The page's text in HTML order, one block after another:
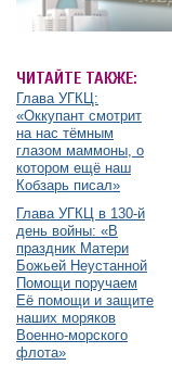
ЧИТАЙТЕ ТАКЖЕ:
Глава УГКЦ:
«Оккупант смотрит
на нас тёмным
глазом маммоны, о
котором ещё наш
Кобзарь писал»
Глава УГКЦ в 130-й
день войны: «В
праздник Матери
Божьей Неустанной
Помощи поручаем
Её помощи и защите
наших моряков
Военно-морского
флота»